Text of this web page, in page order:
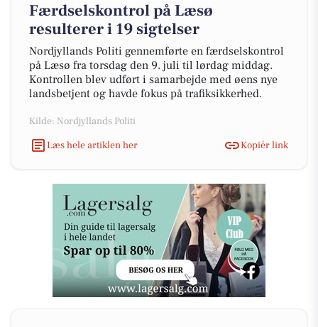
Færdselskontrol på Læsø
resulterer i 19 sigtelser
Nordjyllands Politi gennemførte en færdselskontrol
på Læsø fra torsdag den 9. juli til lørdag middag.
Kontrollen blev udført i samarbejde med øens nye
landsbetjent og havde fokus på trafiksikkerhed.
Kilde: Nordjyllands Politi
Læs hele artiklen her
Kopiér link